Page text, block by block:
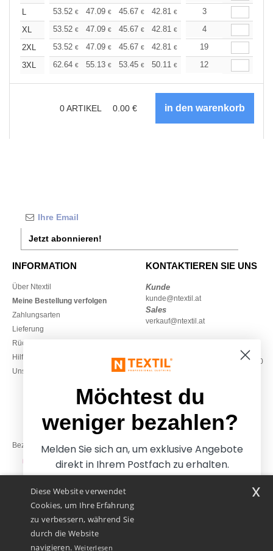
L
53.52 € 47.09 € 45.67 € 42.81 € 40.67
3
XL
53.52 € 47.09 € 45.67 € 42.81 € 40.67
4
2XL
53.52 € 47.09 € 45.67 € 42.81 € 40.67€
19
3XL
62.64 € 55.13 € 53.45 € 50.11 € 47.61€
12
0ARTIKEL 0.00 €
Jetzt abonnieren!
INFORMATION
Über Ntextil
Meine Bestellung verfolgen
Zahlungsarten
Lieferung
Rückerstattungen / Rückgaben
Hilfe & FAQs
Unsere Engagements
KONTAKTIEREN SIE UNS
Kunde
kunde@ntextil.at
Sales
verkauf@ntextil.at
Montag – Donnerstag: 10:00–13:00
& 14:00–17:30
Freitag: 10:00–14:00
Bezahlung mit
Unsere Paketzusteller
Diese Website verwendet
Cookies, um Ihre Erfahrung
zu verbessern, während Sie
durch die Website
navigieren. Weiterlesen
x
Möchtest du
weniger bezahlen?
Melden Sie sich an, um exklusive Angebote
direkt in Ihrem Postfach zu erhalten.